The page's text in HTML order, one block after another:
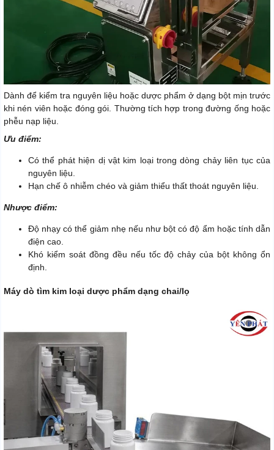
Dành để kiểm tra nguyên liệu hoặc dược phẩm ở dạng bột mịn trước
khi nén viên hoặc đóng gói. Thường tích hợp trong đường ống hoặc
phễu nạp liệu.
Ưu điểm:
Có thể phát hiện dị vật kim loại trong dòng chảy liên tục của
nguyên liệu.
Hạn chế ô nhiễm chéo và giảm thiểu thất thoát nguyên liệu.
Nhược điểm:
Độ nhạy có thể giảm nhẹ nếu như bột có độ ẩm hoặc tính dẫn
điện cao.
Khó kiểm soát đồng đều nếu tốc độ chảy của bột không ổn
định.
Máy dò tìm kim loại dược phẩm dạng chai/lọ